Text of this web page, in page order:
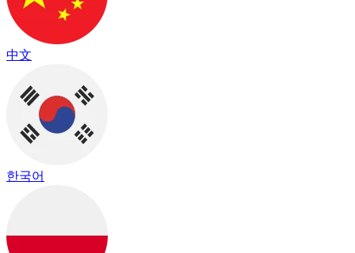
中文
한국어